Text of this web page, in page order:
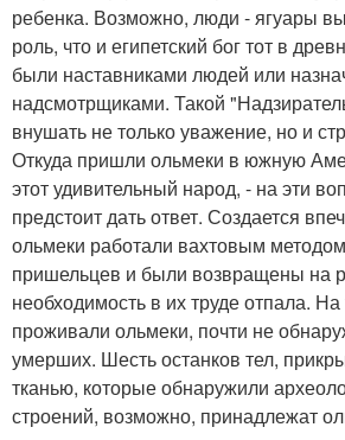
ребенка. Возможно, люди - ягуары
роль, что и египетский бог тот в
были наставниками людей или
надсмотрщиками. Такой
внушать не только уважение, но и
Откуда пришли ольмеки в южную
этот удивительный народ, - на эти
предстоит дать ответ. Создается
ольмеки работали вахтовым
пришельцев и были возвращены на
необходимость в их труде отпала. На
проживали ольмеки, почти не
умерших. Шесть останков тел,
тканью, которые обнаружили
строений, возможно, принадлежат